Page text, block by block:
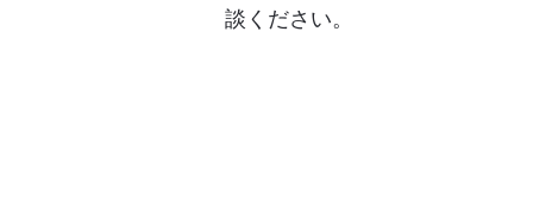
談ください。